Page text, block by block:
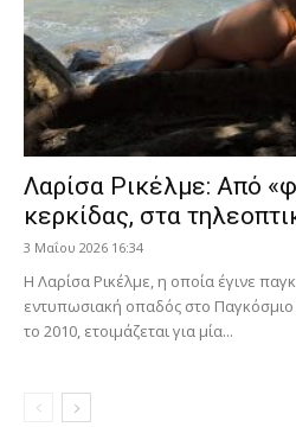
Λαρίσα Ρικέλμε: Από
κερκίδας, στα
3 Μαΐου 2026 16:34
Η Λαρίσα Ρικέλμε, η οποία έγινε
εντυπωσιακή οπαδός στο
το 2010, ετοιμάζεται για μία...